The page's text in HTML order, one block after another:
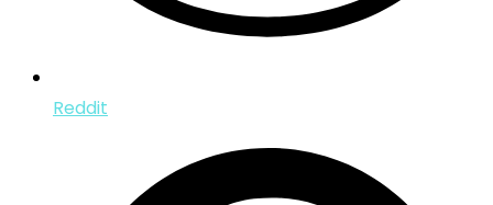
Reddit